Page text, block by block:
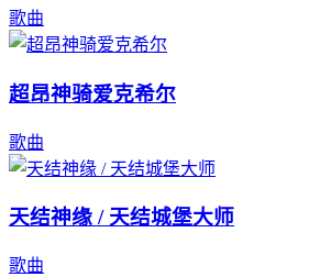
歌曲
超昂神骑爱克希尔
歌曲
天结神缘 / 天结城堡大师
歌曲